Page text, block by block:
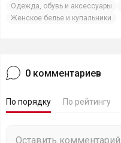
Одежда, обувь и аксессуары
Женское белье и купальники
0 комментариев
По порядку По рейтингу